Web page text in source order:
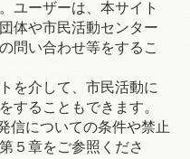
ユーザーは、本サイト
体や市民活動センター
問い合わせ等をするこ
を介して、市民活動に
することもできます。
信についての条件や禁止
第５章をご参照くださ